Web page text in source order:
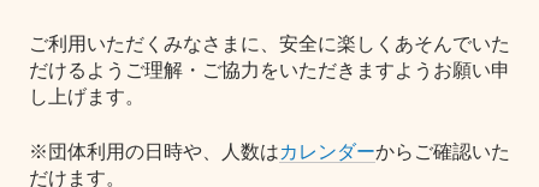
ご利用いただくみなさまに、安全に楽しくあそんでいた
だけるようご理解・ご協力をいただきますようお願い申
し上げます。
※団体利用の日時や、人数はカレンダーからご確認いた
だけます。